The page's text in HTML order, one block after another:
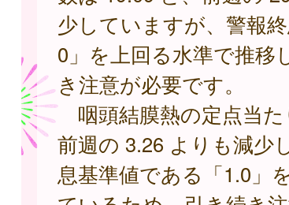
少していますが、警報
0」を上回る水準で推移
き注意が必要です。
咽頭結膜熱の定点当た
前週の 3.26 よりも減少
息基準値である「1.0」